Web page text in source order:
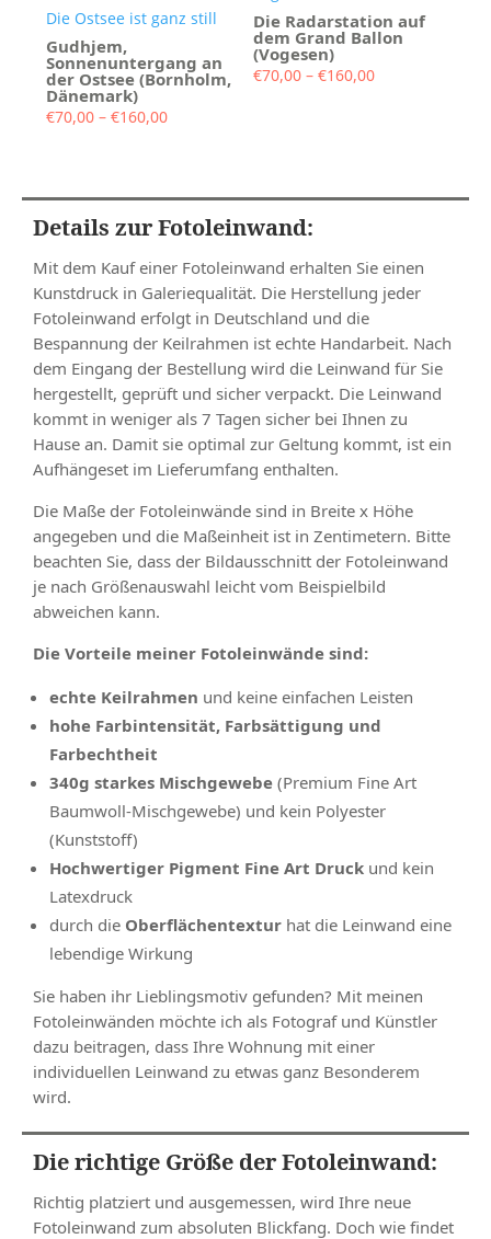
Gudhjem,
Sonnenuntergang an
der Ostsee (Bornholm,
Dänemark)
€70,00 – €160,00Preisspanne:
Die Radarstation auf
dem Grand Ballon
(Vogesen)
€70,00 –€160,00Preisspanne:
Details zur Fotoleinwand:
Mit dem Kauf einer Fotoleinwand erhalten Sie einen
Kunstdruck in Galeriequalität. Die Herstellung jeder
Fotoleinwand erfolgt in Deutschland und die
Bespannung der Keilrahmen ist echte Handarbeit. Nach
dem Eingang der Bestellung wird die Leinwand für Sie
hergestellt, geprüft und sicher verpackt. Die Leinwand
kommt in weniger als 7 Tagen sicher bei Ihnen zu
Hause an. Damit sie optimal zur Geltung kommt, ist ein
Aufhängeset im Lieferumfang enthalten.
Die Maße der Fotoleinwände sind in Breite x Höhe
angegeben und die Maßeinheit ist in Zentimetern. Bitte
beachten Sie, dass der Bildausschnitt der Fotoleinwand
je nach Größenauswahl leicht vom Beispielbild
abweichen kann.
Die Vorteile meiner Fotoleinwände sind:
echte Keilrahmen und keine einfachen Leisten
hohe Farbintensität, Farbsättigung und
Farbechtheit
340g starkes Mischgewebe (Premium Fine Art
Baumwoll-Mischgewebe) und kein Polyester
(Kunststoff)
Hochwertiger Pigment Fine Art Druck und kein
Latexdruck
durch die Oberflächentextur hat die Leinwand eine
lebendige Wirkung
Sie haben ihr Lieblingsmotiv gefunden? Mit meinen
Fotoleinwänden möchte ich als Fotograf und Künstler
dazu beitragen, dass Ihre Wohnung mit einer
individuellen Leinwand zu etwas ganz Besonderem
wird.
Die richtige Größe der Fotoleinwand:
Richtig platziert und ausgemessen, wird Ihre neue
Fotoleinwand zum absoluten Blickfang. Doch wie findet